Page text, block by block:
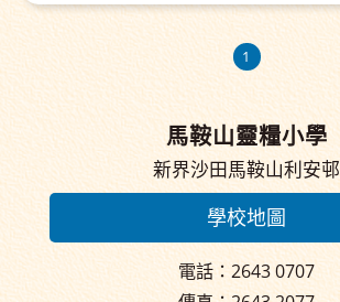
1
馬鞍山靈糧小學
新界沙田馬鞍山利安邨
學校地圖
電話：2643 0707